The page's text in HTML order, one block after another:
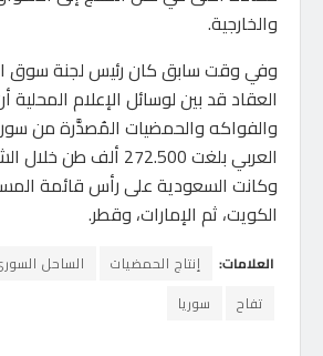
والخارجية.
وفي وقت سابق كان رئيس لجنة سوق
العقاد قد بين لوسائل الإعلام
والفواكه والحمضيات المُصدَّرة من
العربي بلغت 272.500 ألف
وكانت السعودية على رأس قائمة
الكويت، ثم الإمارات، وقطر.
العلامات: إنتاج الحمضيات الساحل
تفاح
سوريا